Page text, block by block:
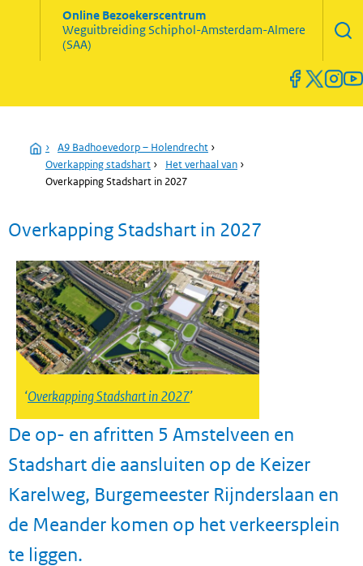
Online Bezoekerscentrum
WeguitbreidingSchiphol-Amsterdam-Almere
(SAA)
Home
› A9 Badhoevedorp – Holendrecht ›
Overkapping stadshart › Het verhaal van ›
Overkapping Stadshart in 2027
Overkapping Stadshart in 2027
Overkapping Stadshart in 2027
De op- en afritten 5 Amstelveen en
Stadshart die aansluiten op de Keizer
Karelweg, Burgemeester Rijnderslaan en
de Meander komen op het verkeersplein
te liggen.